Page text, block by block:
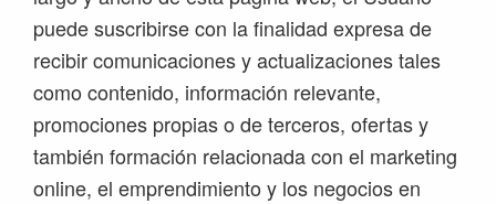
puede suscribirse con la finalidad expresa de
recibir comunicaciones y actualizaciones tales
como contenido, información relevante,
promociones propias o de terceros, ofertas y
también formación relacionada con el marketing
online, el emprendimiento y los negocios en